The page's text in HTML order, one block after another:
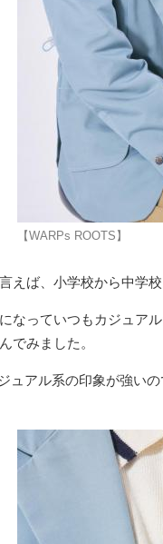
【WARPs ROOTS】
言えば、小学校から中学
なっていつもカジュア
でみました。
ュアル系の印象が強い